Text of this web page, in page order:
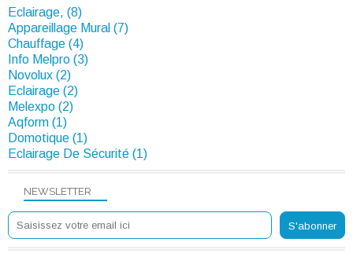
NEWSLETTER
Eclairage, (8)
Appareillage Mural (7)
Chauffage (4)
Info Melpro (3)
Novolux (2)
Eclairage (2)
Melexpo (2)
Aqform (1)
Domotique (1)
Eclairage De Sécurité (1)